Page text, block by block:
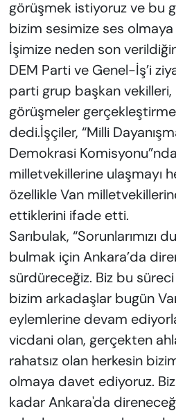
görüşmek istiyoruz ve bu
bizim sesimize ses
İşimize neden son
DEM Parti ve Genel-İş’i
parti grup başkan vekilleri,
görüşmeler
dedi.İşçiler, “Milli
Demokrasi
milletvekillerine ulaşmayı
özellikle Van
ettiklerini ifade etti.
Sarıbulak, “Sorunlarımızı
bulmak için Ankara’da
sürdüreceğiz. Biz bu
bizim arkadaşlar bugün
eylemlerine devam
vicdani olan, gerçekten
rahatsız olan herkesin
olmaya davet ediyoruz.
kadar Ankara'da